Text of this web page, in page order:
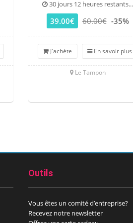
30 jours 12 heures restants...
39.00€ 60.00€ -35%
J'achète En savoir plus
Le Tampon
Outils
Vous êtes un comité d’entreprise?
Recevez notre newsletter